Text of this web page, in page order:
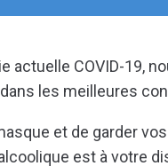
actuelle COVID-19,
les meilleures
et de garder
est à votre